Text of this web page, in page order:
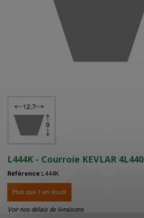
L444K - Courroie KEVLAR 4L440
Référence L444K
Plus que 1 en stock
Voir nos délais de livraisons